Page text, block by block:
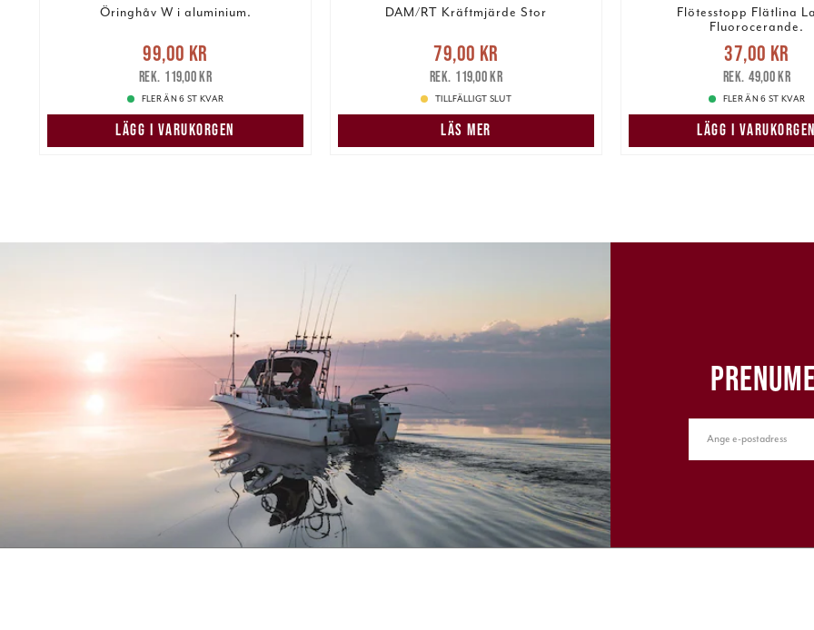
Öringhåv W i aluminium.
Nuvarande pris :99,00 kr
pris: 119,00 kr
99,00 kr
119,00 kr
FLER ÄN 6 ST KVAR
LÄGG I VARUKORGEN
DAM/RT Kräftmjärde Stor
Nuvarande pris :79,00 kr
pris: 119,00 kr
79,00 kr
119,00 kr
TILLFÄLLIGT SLUT
LÄS MER
Flötesstopp Flätlina
Fluorocerande.
Nuvarande pris :37,00 kr
pris: 49,00 kr
37,00 kr
49,00 kr
FLER ÄN 6 ST KVAR
LÄGG I VARUKORGEN